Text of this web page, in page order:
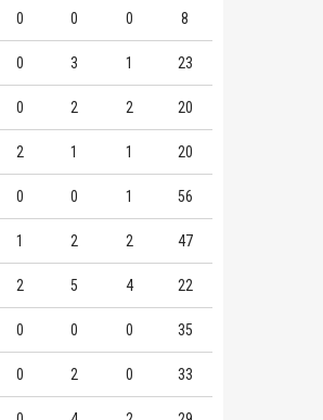
0 0 0 8
0 3 1 23
0 2 2 20
2 1 1 20
0 0 1 56
1 2 2 47
2 5 4 22
0 0 0 35
0 2 0 33